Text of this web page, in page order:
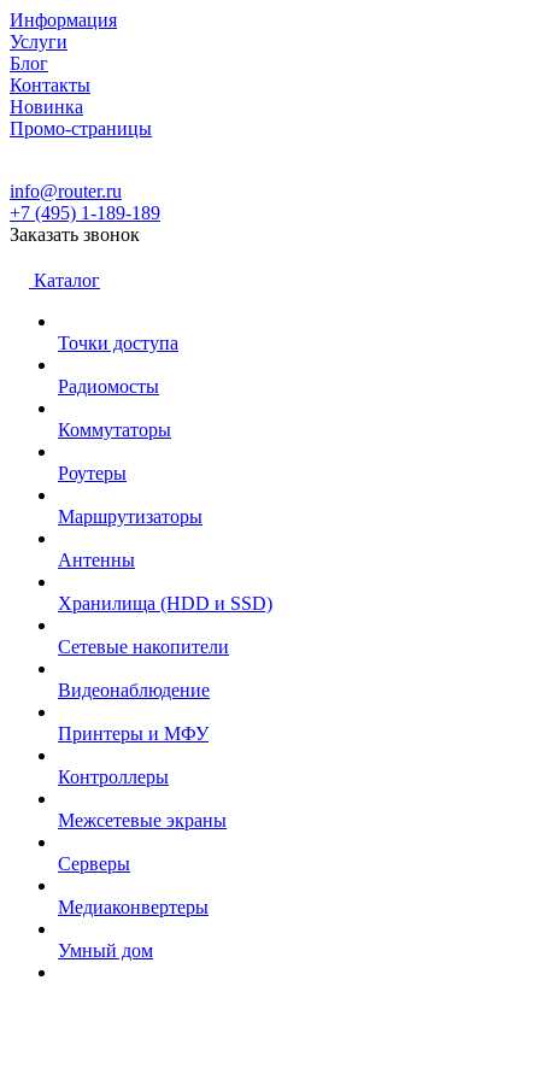
Информация
Услуги
Блог
Контакты
Новинка
Промо-страницы
info@router.ru
+7 (495) 1-189-189
Заказать звонок
Каталог
Точки доступа
Радиомосты
Коммутаторы
Роутеры
Маршрутизаторы
Антенны
Хранилища (HDD и SSD)
Сетевые накопители
Видеонаблюдение
Принтеры и МФУ
Контроллеры
Межсетевые экраны
Серверы
Медиаконвертеры
Умный дом